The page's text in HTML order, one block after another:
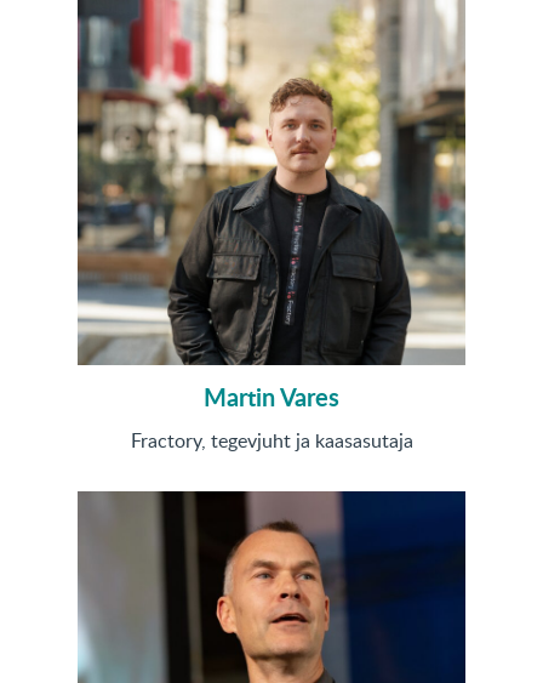
Martin Vares
Fractory, tegevjuht ja kaasasutaja